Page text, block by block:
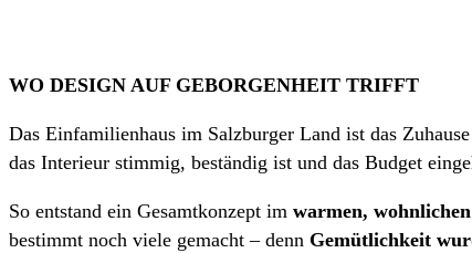
WO DESIGN AUF GEBORGENHEIT TRIFFT
Das Einfamilienhaus im Salzburger Land ist das
das Interieur stimmig, beständig ist und das Budget
So entstand ein Gesamtkonzept im warmen,
bestimmt noch viele gemacht – denn Gemütlichkeit